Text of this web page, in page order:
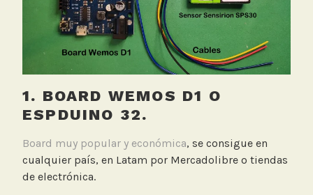
1. BOARD WEMOS D1 O
ESPDUINO 32.
Board muy popular y económica, se consigue en
cualquier país, en Latam por Mercadolibre o tiendas
de electrónica.